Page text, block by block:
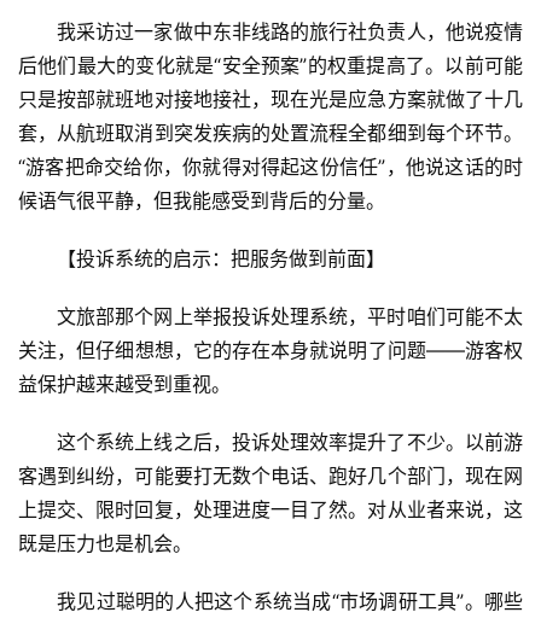
首
页
消
融
合
乡
我采访过一家做中东非线路的旅行社负责人，他说疫情
后他们最大的变化就是“安全预案”的权重提高了。以前可能
只是按部就班地对接地接社，现在光是应急方案就做了十几
套，从航班取消到突发疾病的处置流程全都细到每个环节。
“游客把命交给你，你就得对得起这份信任”，他说这话的时
候语气很平静，但我能感受到背后的分量。
【投诉系统的启示：把服务做到前面】
文旅部那个网上举报投诉处理系统，平时咱们可能不太
关注，但仔细想想，它的存在本身就说明了问题——游客权
益保护越来越受到重视。
这个系统上线之后，投诉处理效率提升了不少。以前游
客遇到纠纷，可能要打无数个电话、跑好几个部门，现在网
上提交、限时回复，处理进度一目了然。对从业者来说，这
既是压力也是机会。
我见过聪明的人把这个系统当成“市场调研工具”。哪些